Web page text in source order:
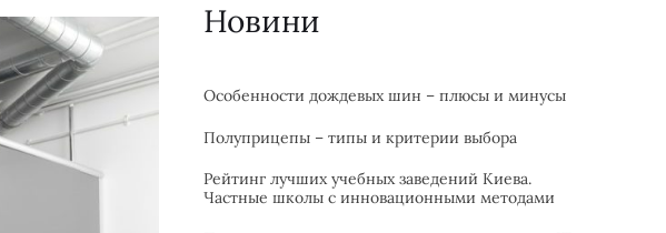
Новини
Особенности дождевых шин – плюсы и минусы
Полуприцепы – типы и критерии выбора
Рейтинг лучших учебных заведений Киева.
Частные школы с инновационными методами